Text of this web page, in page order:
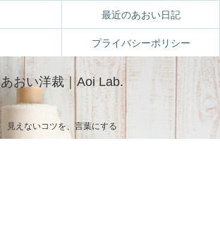
あおい洋裁｜Aoi Lab.
見えないコツを、言葉にする
最近のあおい日記
プライバシーポリシー